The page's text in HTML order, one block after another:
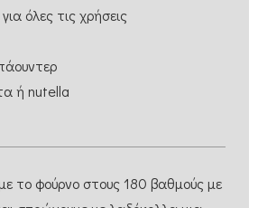
όλες τις χρήσεις
ή nutella
το φούρνο στους 180 βαθμούς με